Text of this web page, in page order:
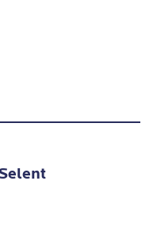
Götter :
im Auftrag
und Medien